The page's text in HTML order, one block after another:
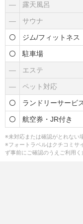
― 露天風呂
― サウナ
ジム/フィットネス
駐車場
― エステ
― ペット対応
ランドリーサービ
航空券・JR付き
※未対応または確認がとれない
※フォートラベルはクチコミサ
ず事前にご確認のうえご利用く